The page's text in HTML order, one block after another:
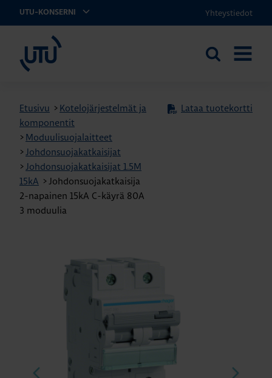
UTU-KONSERNI Yhteystiedot
Etsi
Etusivu > Kotelojärjestelmät ja
komponentit
> Moduulisuojalaitteet
>Johdonsuojakatkaisijat
>Johdonsuojakatkaisijat 1.5M
15kA >Johdonsuojakatkaisija
2-napainen 15kA C-käyrä 80A
3 moduulia
Lataa tuotekortti